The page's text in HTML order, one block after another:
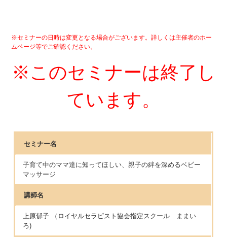
※セミナーの日時は変更となる場合がございます。詳しくは主催者のホー
ムページ等でご確認ください。
※このセミナーは終了し
ています。
セミナー名
子育て中のママ達に知ってほしい、親子の絆を深めるベビー
マッサージ
講師名
上原郁子 （ロイヤルセラピスト協会指定スクール ままい
ろ)